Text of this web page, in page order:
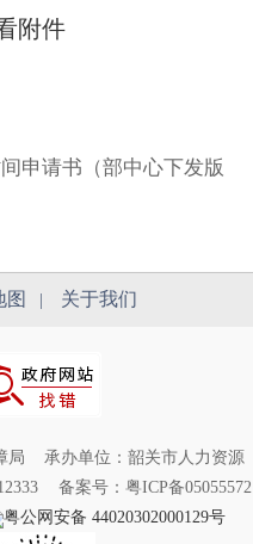
附件
申请书（部中心下发版
图 关于我们
局
承办单位：韶关市人力资源
备案号：粤ICP备05055572
粤公网安备 44020302000129号